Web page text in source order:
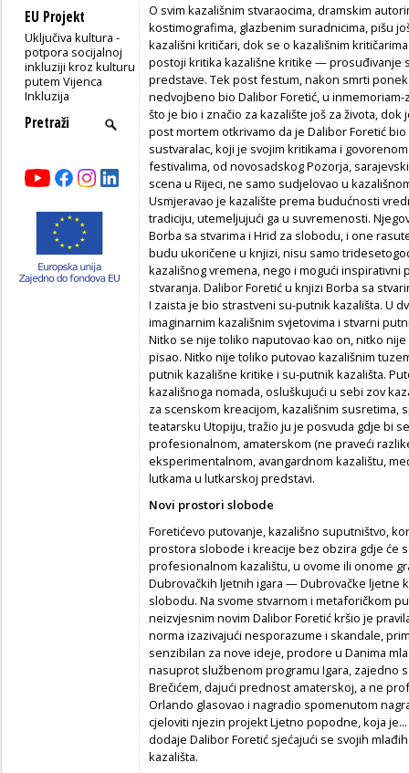
EU Projekt
Uključiva kultura -
potpora socijalnoj
inkluziji kroz kulturu
putem Vijenca
Inkluzija
O svim kazališnim stvaraocima, dramskim
kostimografima, glazbenim suradnicima, pišu
kazališni kritičari, dok se o kazališnim
postoji kritika kazališne kritike — prosuđivanje
predstave. Tek post festum, nakon smrti
nedvojbeno bio Dalibor Foretić, u
što je bio i značio za kazalište još za života,
post mortem otkrivamo da je Dalibor Foretić
sustvaralac, koji je svojim kritikama i
festivalima, od novosadskog Pozorja,
scena u Rijeci, ne samo sudjelovao u
Usmjeravao je kazalište prema budućnosti
tradiciju, utemeljujući ga u suvremenosti.
Borba sa stvarima i Hrid za slobodu, i one
budu ukoričene u knjizi, nisu samo
kazališnog vremena, nego i mogući inspirativni
stvaranja. Dalibor Foretić u knjizi Borba sa
I zaista je bio strastveni su-putnik kazališta. U
imaginarnim kazališnim svjetovima i stvarni
Nitko se nije toliko naputovao kao on, nitko
pisao. Nitko nije toliko putovao kazališnim
putnik kazališne kritike i su-putnik kazališta.
kazališnoga nomada, osluškujući u sebi zov
za scenskom kreacijom, kazališnim susretima,
teatarsku Utopiju, tražio ju je posvuda gdje bi
profesionalnom, amaterskom (ne praveći
eksperimentalnom, avangardnom kazalištu,
lutkama u lutkarskoj predstavi.
Novi prostori slobode
Foretićevo putovanje, kazališno suputništvo,
prostora slobode i kreacije bez obzira gdje će
profesionalnom kazalištu, u ovome ili onome
Dubrovačkih ljetnih igara — Dubrovačke ljetne
slobodu. Na svome stvarnom i metaforičkom
neizvjesnim novim Dalibor Foretić kršio je
norma izazivajući nesporazume i skandale,
senzibilan za nove ideje, prodore u Danima
nasuprot službenom programu Igara, zajedno
Brečićem, dajući prednost amaterskoj, a ne
Orlando glasovao i nagradio spomenutom
cjeloviti njezin projekt Ljetno popodne, koja
dodaje Dalibor Foretić sjećajući se svojih
kazališta.